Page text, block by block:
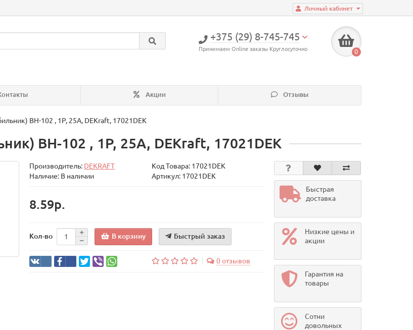
Личный кабинет
+375 (29) 8-745-745
Принимаем Online заказы Круглосуточно 0
Акции Отзывы
ВН-102 , 1Р, 25А, DEKraft, 17021DEK
ВН-102 , 1Р, 25А, DEKraft, 17021DEK
Производитель: DEKRAFT Код Товара: 17021DEK
Наличие: В наличии
Артикул: 17021DEK
8.59р.
Кол-во В корзину Быстрый заказ
0 отзывов
Быстрая
доставка
Низкие цены и
акции
Гарантия на
товары
Сотни
довольных